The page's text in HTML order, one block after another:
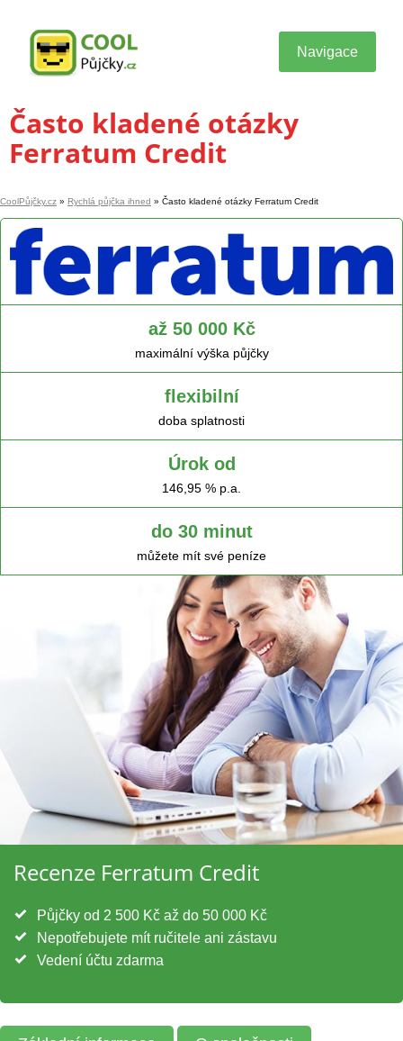
Navigace
Často kladené otázky
Ferratum Credit
CoolPůjčky.cz » Rychlá půjčka ihned » Často kladené otázky Ferratum Credit
až 50 000 Kč
maximální výška půjčky
flexibilní
doba splatnosti
Úrok od
146,95 % p.a.
do 30 minut
můžete mít své peníze
Recenze Ferratum Credit
Půjčky od 2 500 Kč až do 50 000 Kč
Nepotřebujete mít ručitele ani zástavu
Vedení účtu zdarma